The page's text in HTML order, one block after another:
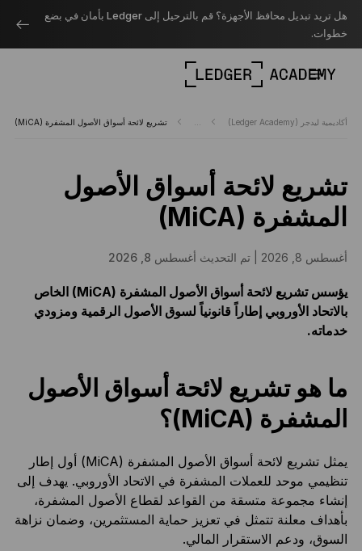
هل تريد تبديل محافظ الأجهزة؟ قم بالترحيل إلى Ledger بأمان في بضع
خطوات.
أكاديمية ليدجر (Ledger Academy) تشريع لائحة أسواق الأصول المشفرة (MiCA)
تشريع لائحة أسواق الأصول
المشفرة (MiCA)
أغسطس 8, 2026 | تم التحديث أغسطس 8, 2026
يؤسس تشريع لائحة أسواق الأصول المشفرة (MiCA) الخاص
بالاتحاد الأوروبي إطاراً قانونياً لسوق الأصول الرقمية ومزودي
خدماته.
ما هو تشريع لائحة أسواق الأصول
المشفرة (MiCA)؟
يمثل تشريع لائحة أسواق الأصول المشفرة (MiCA) أول إطار
تنظيمي موحد للعملات المشفرة في الاتحاد الأوروبي. يهدف إلى
إنشاء مجموعة متسقة من القواعد لقطاع الأصول المشفرة،
بأهداف معلنة تتمثل في تعزيز حماية المستثمرين، وضمان نزاهة
السوق، ودعم الاستقرار المالي.